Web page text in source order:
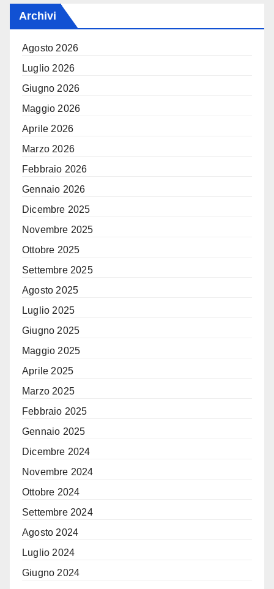
Archivi
Agosto 2026
Luglio 2026
Giugno 2026
Maggio 2026
Aprile 2026
Marzo 2026
Febbraio 2026
Gennaio 2026
Dicembre 2025
Novembre 2025
Ottobre 2025
Settembre 2025
Agosto 2025
Luglio 2025
Giugno 2025
Maggio 2025
Aprile 2025
Marzo 2025
Febbraio 2025
Gennaio 2025
Dicembre 2024
Novembre 2024
Ottobre 2024
Settembre 2024
Agosto 2024
Luglio 2024
Giugno 2024